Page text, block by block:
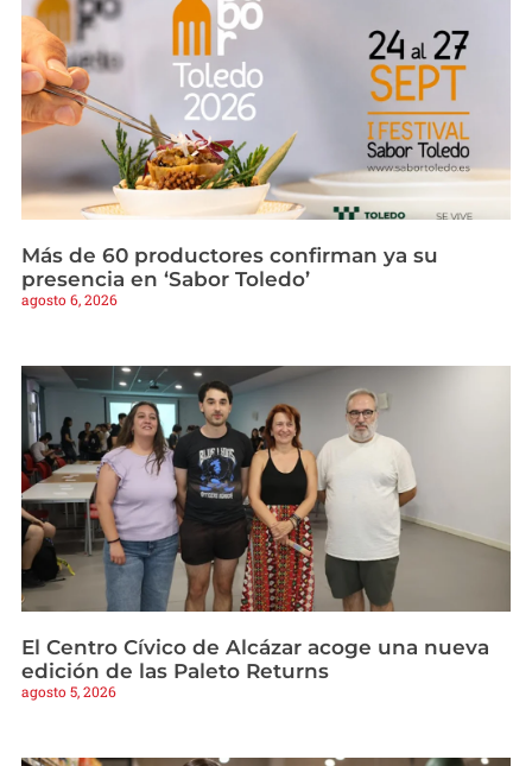
Más de 60 productores confirman ya su
presencia en ‘Sabor Toledo’
agosto 6, 2026
El Centro Cívico de Alcázar acoge una nueva
edición de las Paleto Returns
agosto 5, 2026